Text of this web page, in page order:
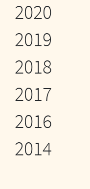
2020
2019
2018
2017
2016
2014